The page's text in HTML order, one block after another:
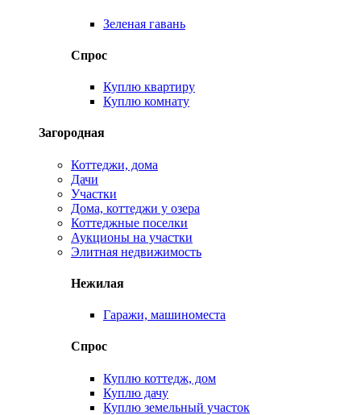
Зеленая гавань
Спрос
Куплю квартиру
Куплю комнату
Загородная
Коттеджи, дома
Дачи
Участки
Дома, коттеджи у озера
Коттеджные поселки
Аукционы на участки
Элитная недвижимость
Нежилая
Гаражи, машиноместа
Спрос
Куплю коттедж, дом
Куплю дачу
Куплю земельный участок